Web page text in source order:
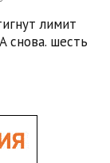
лимит
снова. шесть